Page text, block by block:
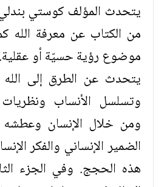
يتحدث المؤلف كوستي
من الكتاب عن معرفة الله
موضوع رؤية حسيّة أو عقلية.
يتحدث عن الطرق إلى
وتسلسل الأنساب
ومن خلال الإنسان وعطشه
الضمير الإنساني والفكر
هذه الحجج. وفي الجزء